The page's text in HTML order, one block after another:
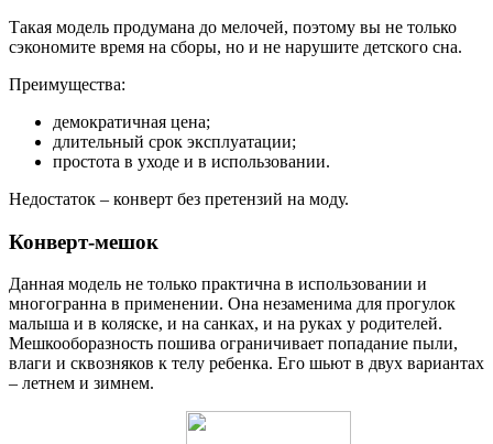
Такая модель продумана до мелочей, поэтому вы не только
сэкономите время на сборы, но и не нарушите детского сна.
Преимущества:
демократичная цена;
длительный срок эксплуатации;
простота в уходе и в использовании.
Недостаток – конверт без претензий на моду.
Конверт-мешок
Данная модель не только практична в использовании и
многогранна в применении. Она незаменима для прогулок
малыша и в коляске, и на санках, и на руках у родителей.
Мешкооборазность пошива ограничивает попадание пыли,
влаги и сквозняков к телу ребенка. Его шьют в двух вариантах
– летнем и зимнем.